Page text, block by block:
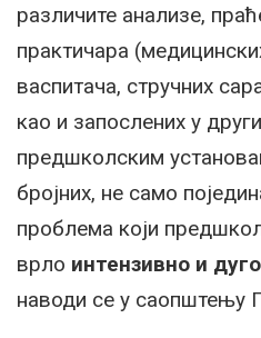
различите анализе,
практичара
васпитача, стручних
као и запослених у
предшколским
бројних, не само
проблема који
врло интензивно и
наводи се у саопштењу